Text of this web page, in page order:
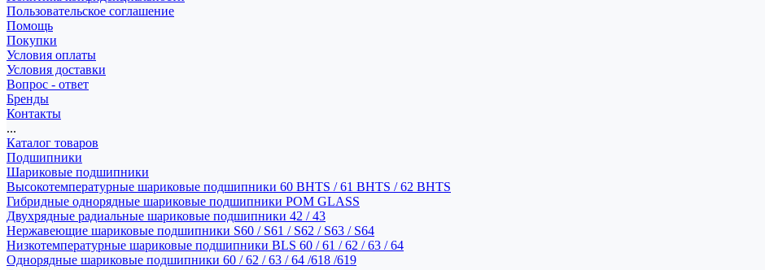
Пользовательское соглашение
Помощь
Покупки
Условия оплаты
Условия доставки
Вопрос - ответ
Бренды
Контакты
...
Каталог товаров
Подшипники
Шариковые подшипники
Высокотемпературные шариковые подшипники 60 BHTS / 61 BHTS / 62 BHTS
Гибридные однорядные шариковые подшипники POM GLASS
Двухрядные радиальные шариковые подшипники 42 / 43
Нержавеющие шариковые подшипники S60 / S61 / S62 / S63 / S64
Низкотемпературные шариковые подшипники BLS 60 / 61 / 62 / 63 / 64
Однорядные шариковые подшипники 60 / 62 / 63 / 64 /618 /619